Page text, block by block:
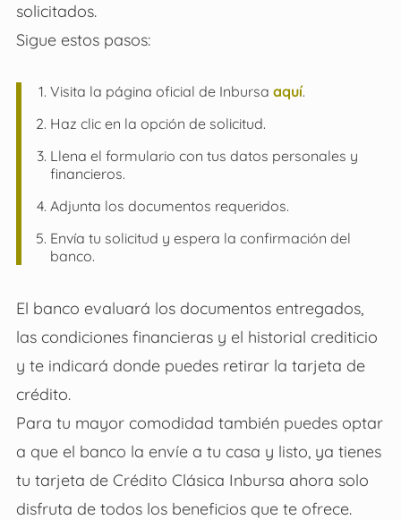
solicitados.
Sigue estos pasos:
Visita la página oficial de Inbursa aquí.
Haz clic en la opción de solicitud.
Llena el formulario con tus datos personales y
financieros.
Adjunta los documentos requeridos.
Envía tu solicitud y espera la confirmación del
banco.
El banco evaluará los documentos entregados,
las condiciones financieras y el historial crediticio
y te indicará donde puedes retirar la tarjeta de
crédito.
Para tu mayor comodidad también puedes optar
a que el banco la envíe a tu casa y listo, ya tienes
tu tarjeta de Crédito Clásica Inbursa ahora solo
disfruta de todos los beneficios que te ofrece.